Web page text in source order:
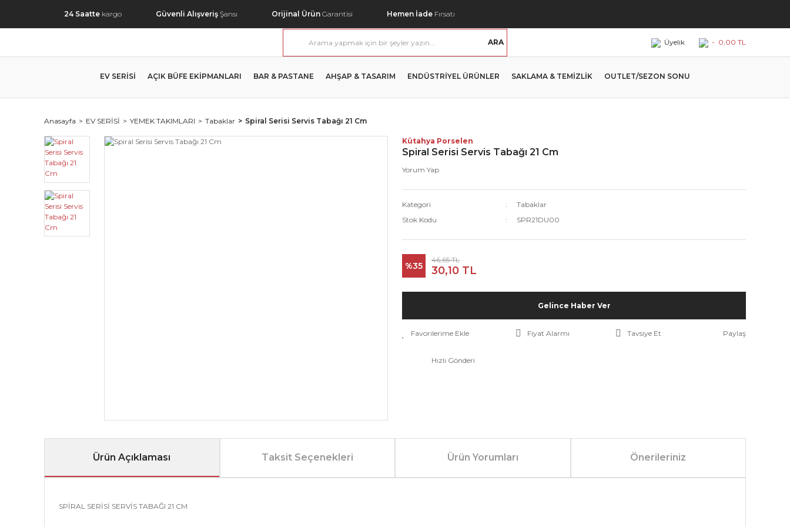
24 Saatte kargo Güvenli Alışveriş Şansı Orijinal Ürün Garantisi Hemen İade Fırsatı
ARA Üyelik - 0,00 TL
EV SERİSİ AÇIK BÜFE EKİPMANLARI BAR & PASTANE AHŞAP & TASARIM ENDÜSTRİYEL ÜRÜNLER SAKLAMA & TEMİZLİK OUTLET/SEZON SONU
Anasayfa EV SERİSİ YEMEK TAKIMLARI Tabaklar Spiral Serisi Servis Tabağı 21 Cm
Kütahya Porselen
Spiral Serisi Servis Tabağı 21 Cm
Yorum Yap
Kategori
Tabaklar
Stok Kodu
SPR21DU00
%35
46,65 TL
30,10 TL
Gelince Haber Ver
Fiyat Alarmı Tavsiye Et Paylaş
Hızlı Gönderi
Ürün Açıklaması Taksit Seçenekleri Ürün Yorumları Önerileriniz
SPİRAL SERİSİ SERVİS TABAĞI 21 CM